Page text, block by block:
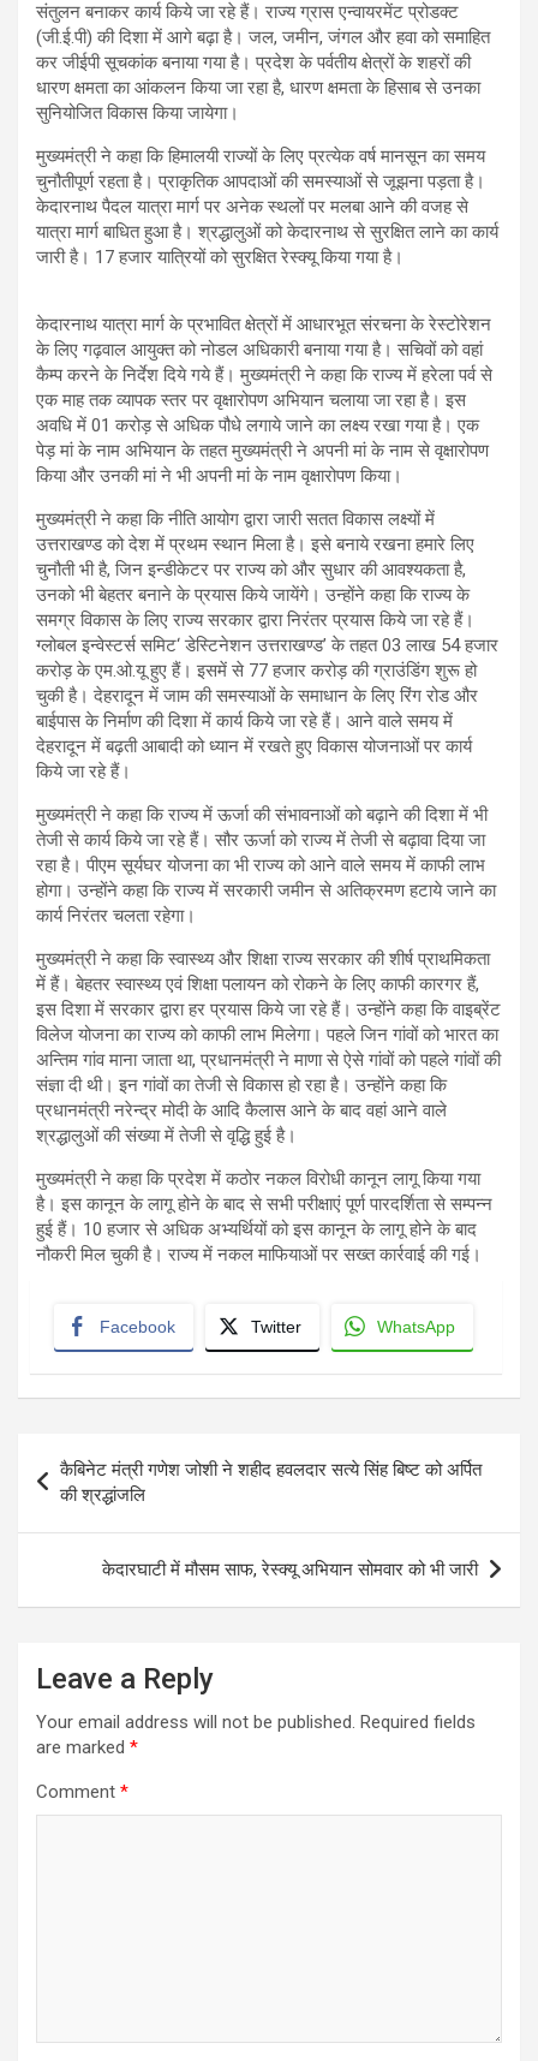
संतुलन बनाकर कार्य किये जा रहे हैं। राज्य ग्रास एन्वायरमेंट प्रोडक्ट
(जी.ई.पी) की दिशा में आगे बढ़ा है। जल, जमीन, जंगल और हवा को समाहित
कर जीईपी सूचकांक बनाया गया है। प्रदेश के पर्वतीय क्षेत्रों के शहरों की
धारण क्षमता का आंकलन किया जा रहा है, धारण क्षमता के हिसाब से उनका
सुनियोजित विकास किया जायेगा।
मुख्यमंत्री ने कहा कि हिमालयी राज्यों के लिए प्रत्येक वर्ष मानसून का समय
चुनौतीपूर्ण रहता है। प्राकृतिक आपदाओं की समस्याओं से जूझना पड़ता है।
केदारनाथ पैदल यात्रा मार्ग पर अनेक स्थलों पर मलबा आने की वजह से
यात्रा मार्ग बाधित हुआ है। श्रद्धालुओं को केदारनाथ से सुरक्षित लाने का कार्य
जारी है। 17 हजार यात्रियों को सुरक्षित रेस्क्यू किया गया है।
केदारनाथ यात्रा मार्ग के प्रभावित क्षेत्रों में आधारभूत संरचना के रेस्टोरेशन
के लिए गढ़वाल आयुक्त को नोडल अधिकारी बनाया गया है। सचिवों को वहां
कैम्प करने के निर्देश दिये गये हैं। मुख्यमंत्री ने कहा कि राज्य में हरेला पर्व से
एक माह तक व्यापक स्तर पर वृक्षारोपण अभियान चलाया जा रहा है। इस
अवधि में 01 करोड़ से अधिक पौधे लगाये जाने का लक्ष्य रखा गया है। एक
पेड़ मां के नाम अभियान के तहत मुख्यमंत्री ने अपनी मां के नाम से वृक्षारोपण
किया और उनकी मां ने भी अपनी मां के नाम वृक्षारोपण किया।
मुख्यमंत्री ने कहा कि नीति आयोग द्वारा जारी सतत विकास लक्ष्यों में
उत्तराखण्ड को देश में प्रथम स्थान मिला है। इसे बनाये रखना हमारे लिए
चुनौती भी है, जिन इन्डीकेटर पर राज्य को और सुधार की आवश्यकता है,
उनको भी बेहतर बनाने के प्रयास किये जायेंगे। उन्होंने कहा कि राज्य के
समग्र विकास के लिए राज्य सरकार द्वारा निरंतर प्रयास किये जा रहे हैं।
ग्लोबल इन्वेस्टर्स समिट‘ डेस्टिनेशन उत्तराखण्ड’ के तहत 03 लाख 54 हजार
करोड़ के एम.ओ.यू हुए हैं। इसमें से 77 हजार करोड़ की ग्राउंडिंग शुरू हो
चुकी है। देहरादून में जाम की समस्याओं के समाधान के लिए रिंग रोड और
बाईपास के निर्माण की दिशा में कार्य किये जा रहे हैं। आने वाले समय में
देहरादून में बढ़ती आबादी को ध्यान में रखते हुए विकास योजनाओं पर कार्य
किये जा रहे हैं।
मुख्यमंत्री ने कहा कि राज्य में ऊर्जा की संभावनाओं को बढ़ाने की दिशा में भी
तेजी से कार्य किये जा रहे हैं। सौर ऊर्जा को राज्य में तेजी से बढ़ावा दिया जा
रहा है। पीएम सूर्यघर योजना का भी राज्य को आने वाले समय में काफी लाभ
होगा। उन्होंने कहा कि राज्य में सरकारी जमीन से अतिक्रमण हटाये जाने का
कार्य निरंतर चलता रहेगा।
मुख्यमंत्री ने कहा कि स्वास्थ्य और शिक्षा राज्य सरकार की शीर्ष प्राथमिकता
में हैं। बेहतर स्वास्थ्य एवं शिक्षा पलायन को रोकने के लिए काफी कारगर हैं,
इस दिशा में सरकार द्वारा हर प्रयास किये जा रहे हैं। उन्होंने कहा कि वाइब्रेंट
विलेज योजना का राज्य को काफी लाभ मिलेगा। पहले जिन गांवों को भारत का
अन्तिम गांव माना जाता था, प्रधानमंत्री ने माणा से ऐसे गांवों को पहले गांवों की
संज्ञा दी थी। इन गांवों का तेजी से विकास हो रहा है। उन्होंने कहा कि
प्रधानमंत्री नरेन्द्र मोदी के आदि कैलास आने के बाद वहां आने वाले
श्रद्धालुओं की संख्या में तेजी से वृद्धि हुई है।
मुख्यमंत्री ने कहा कि प्रदेश में कठोर नकल विरोधी कानून लागू किया गया
है। इस कानून के लागू होने के बाद से सभी परीक्षाएं पूर्ण पारदर्शिता से सम्पन्न
हुई हैं। 10 हजार से अधिक अभ्यर्थियों को इस कानून के लागू होने के बाद
नौकरी मिल चुकी है। राज्य में नकल माफियाओं पर सख्त कार्रवाई की गई।
Facebook Twitter WhatsApp
Post
navigation
कैबिनेट मंत्री गणेश जोशी ने शहीद हवलदार सत्ये सिंह बिष्ट को अर्पित
की श्रद्धांजलि
केदारघाटी में मौसम साफ, रेस्क्यू अभियान सोमवार को भी जारी
Leave a Reply
Your email address will not be published. Required fields
are marked *
Comment *